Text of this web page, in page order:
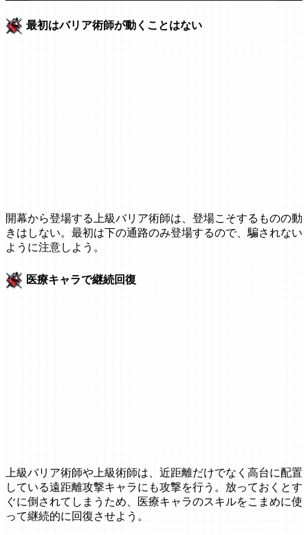
最初はバリア術師が動くことはない
開幕から登場する上級バリア術師は、登場こそするものの動
きはしない。最初は下の通路のみ登場するので、騙されない
ように注意しよう。
医療キャラで継続回復
上級バリア術師や上級術師は、近距離だけでなく高台に配置
している遠距離攻撃キャラにも攻撃を行う。放っておくとす
ぐに倒されてしまうため、医療キャラのスキルをこまめに使
って継続的に回復させよう。